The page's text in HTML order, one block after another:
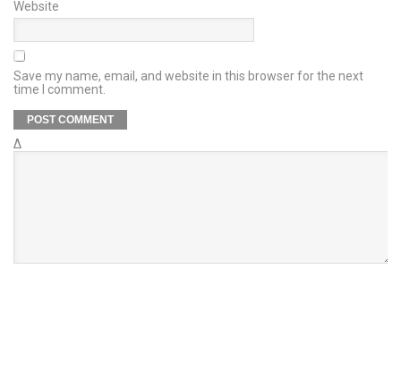
Website
Save my name, email, and website in this browser for the next
time I comment.
Δ